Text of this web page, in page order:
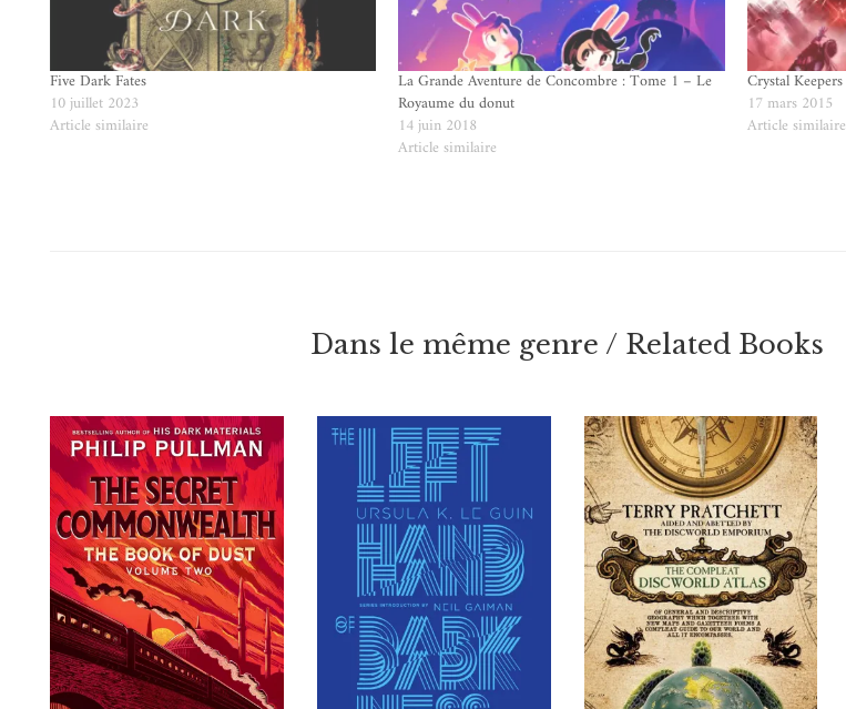
Five Dark Fates
10 juillet 2023
Article similaire
La Grande Aventure de Concombre : Tome 1 – Le
Royaume du donut
14 juin 2018
Article similaire
Crystal Keepers
17 mars 2015
Article similaire
Dans le même genre / Related Books